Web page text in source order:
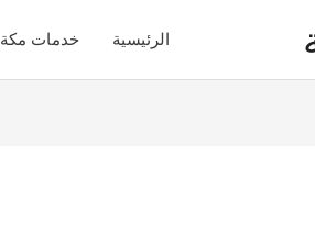
الرئيسية خدمات مكة